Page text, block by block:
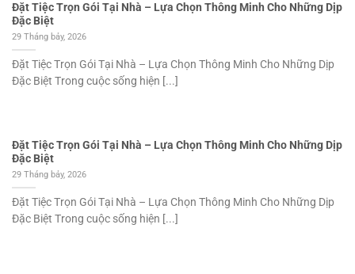
Đặt Tiệc Trọn Gói Tại Nhà – Lựa Chọn Thông Minh Cho Những Dịp
Đặc Biệt
29 Tháng bảy, 2026
Đặt Tiệc Trọn Gói Tại Nhà – Lựa Chọn Thông Minh Cho Những Dịp
Đặc Biệt Trong cuộc sống hiện [...]
Đặt Tiệc Trọn Gói Tại Nhà – Lựa Chọn Thông Minh Cho Những Dịp
Đặc Biệt
29 Tháng bảy, 2026
Đặt Tiệc Trọn Gói Tại Nhà – Lựa Chọn Thông Minh Cho Những Dịp
Đặc Biệt Trong cuộc sống hiện [...]